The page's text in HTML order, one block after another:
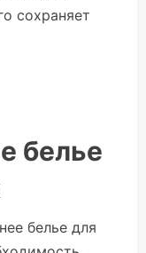
сохраняет
белье
белье для